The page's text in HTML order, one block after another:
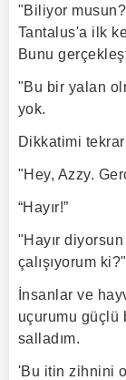
"Biliyor musun?
Tantalus'a ilk
Bunu
"Bu bir yalan
yok.
Dikkatimi
"Hey, Azzy.
“Hayır!”
"Hayır
çalışıyorum ki?"
İnsanlar ve
uçurumu güçlü
salladım.
'Bu itin zihnini